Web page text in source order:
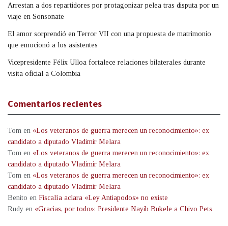
Arrestan a dos repartidores por protagonizar pelea tras disputa por un
viaje en Sonsonate
El amor sorprendió en Terror VII con una propuesta de matrimonio
que emocionó a los asistentes
Vicepresidente Félix Ulloa fortalece relaciones bilaterales durante
visita oficial a Colombia
Comentarios recientes
Tom en «Los veteranos de guerra merecen un reconocimiento»: ex
candidato a diputado Vladimir Melara
Tom en «Los veteranos de guerra merecen un reconocimiento»: ex
candidato a diputado Vladimir Melara
Tom en «Los veteranos de guerra merecen un reconocimiento»: ex
candidato a diputado Vladimir Melara
Benito en Fiscalía aclara «Ley Antiapodos» no existe
Rudy en «Gracias, por todo»: Presidente Nayib Bukele a Chivo Pets